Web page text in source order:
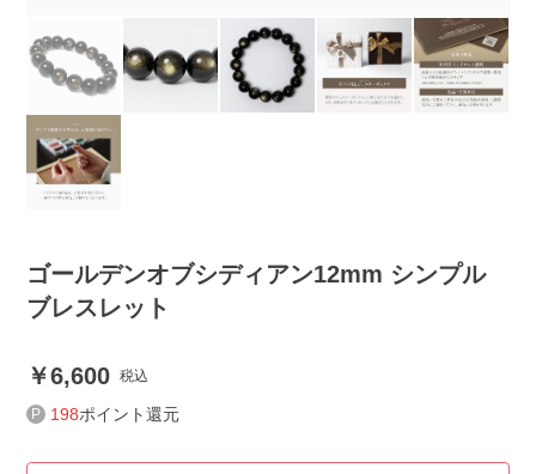
ゴールデンオブシディアン12mm シンプル
ブレスレット
6,600 税込
198ポイント還元